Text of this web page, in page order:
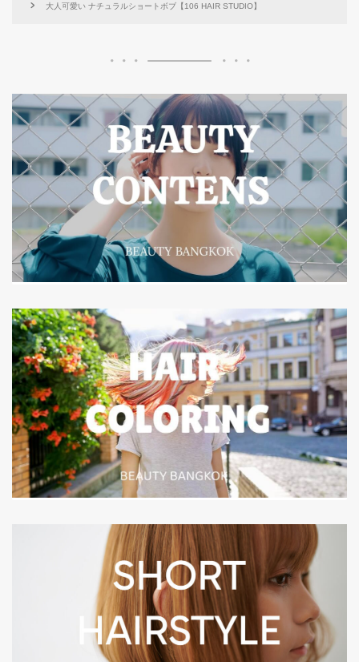
大人可愛い ナチュラルショートボブ【106 HAIR STUDIO】